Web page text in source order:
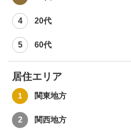
20代
60代
居住エリア
関東地方
関西地方